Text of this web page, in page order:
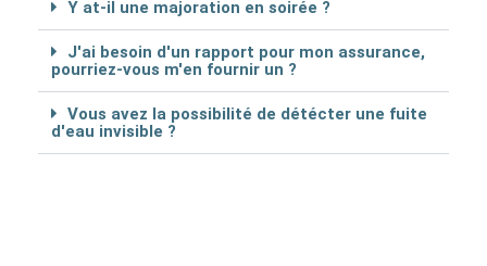
Y at-il une majoration en soirée ?
J'ai besoin d'un rapport pour mon assurance,
pourriez-vous m'en fournir un ?
Vous avez la possibilité de détécter une fuite
d'eau invisible ?